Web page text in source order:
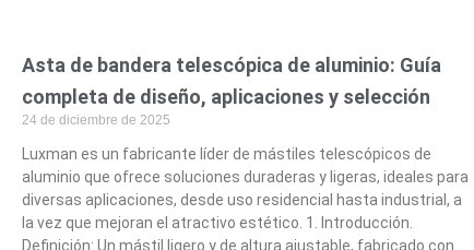
Asta de bandera telescópica de aluminio: Guía
completa de diseño, aplicaciones y selección
24 de diciembre de 2025
Luxman es un fabricante líder de mástiles telescópicos de
aluminio que ofrece soluciones duraderas y ligeras, ideales para
diversas aplicaciones, desde uso residencial hasta industrial, a
la vez que mejoran el atractivo estético. 1. Introducción.
Definición: Un mástil ligero y de altura ajustable, fabricado con